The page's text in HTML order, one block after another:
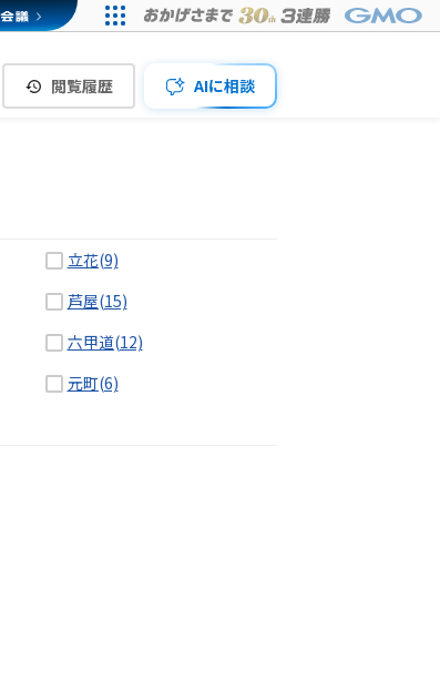
閲覧履歴 AIに相談
立花(9)
芦屋(15)
六甲道(12)
元町(6)